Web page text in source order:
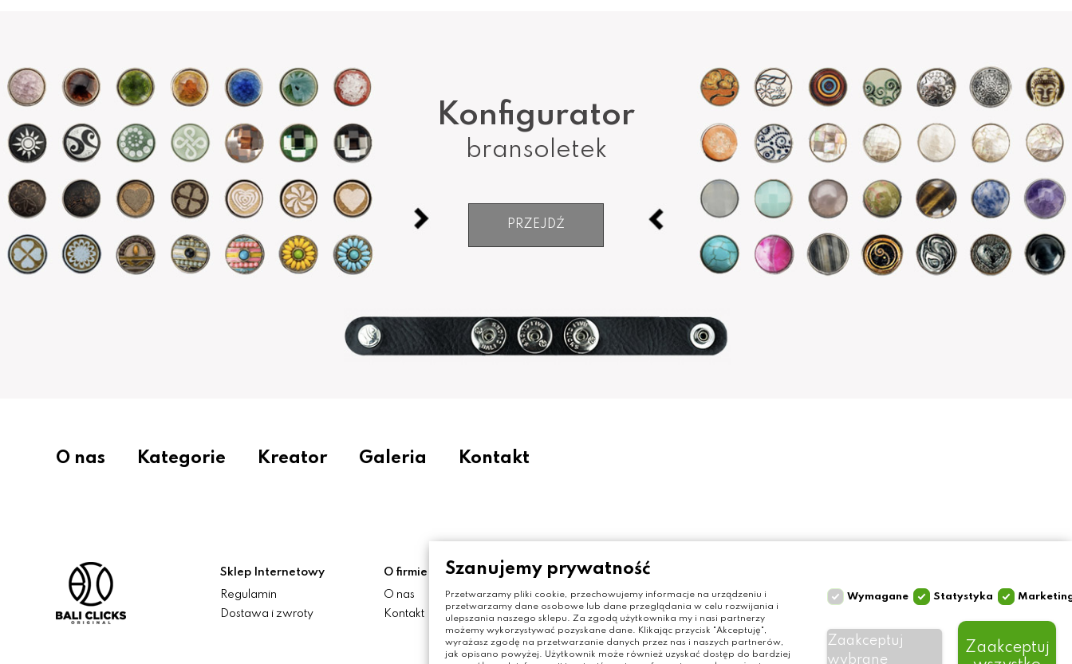
Konfigurator
bransoletek
PRZEJDŹ
O nas Kategorie Kreator Galeria Kontakt
Sklep Internetowy
Regulamin
Dostawa i zwroty
O firmie
O nas
Kontakt
Moje konto
Moje konto
Zamówienia
Moje adresy
Olga Grzyb STILO
ul. Gałczyńskiego 24
10-089 Olsztyn
tel. 506 393 457
Szanujemy prywatność
Przetwarzamy pliki cookie, przechowujemy informacje na urządzeniu i
przetwarzamy dane osobowe lub dane przeglądania w celu rozwijania i
ulepszania naszego sklepu. Za zgodą użytkownika my i nasi partnerzy
możemy wykorzystywać pozyskane dane. Klikając przycisk "Akceptuję",
wyrażasz zgodę na przetwarzanie danych przez nas i naszych partnerów,
jak opisano powyżej. Użytkownik może również uzyskać dostęp do bardziej
Wymagane Statystyka
Zaakceptuj
wybrane
Zaakceptuj